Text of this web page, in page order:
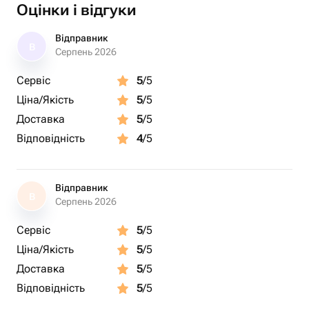
Оцінки і відгуки
Відправник
Серпень 2026
Сервіс 5/5
Ціна/Якість
5/5
Доставка
5/5
Відповідність
4/5
В
Відправник
Серпень 2026
Сервіс 5/5
Ціна/Якість
5/5
Доставка
5/5
Відповідність
5/5